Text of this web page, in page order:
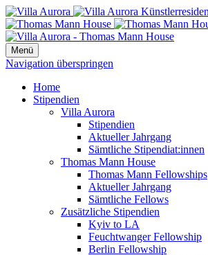
Menü
Navigation überspringen
Home
Stipendien
Villa Aurora
Stipendien
Aktueller Jahrgang
Sämtliche Stipendiat:innen
Thomas Mann House
Thomas Mann Fellowships
Aktueller Jahrgang
Sämtliche Fellows
Zusätzliche Stipendien
Kyiv to LA
Feuchtwanger Fellowship
Berlin Fellowship